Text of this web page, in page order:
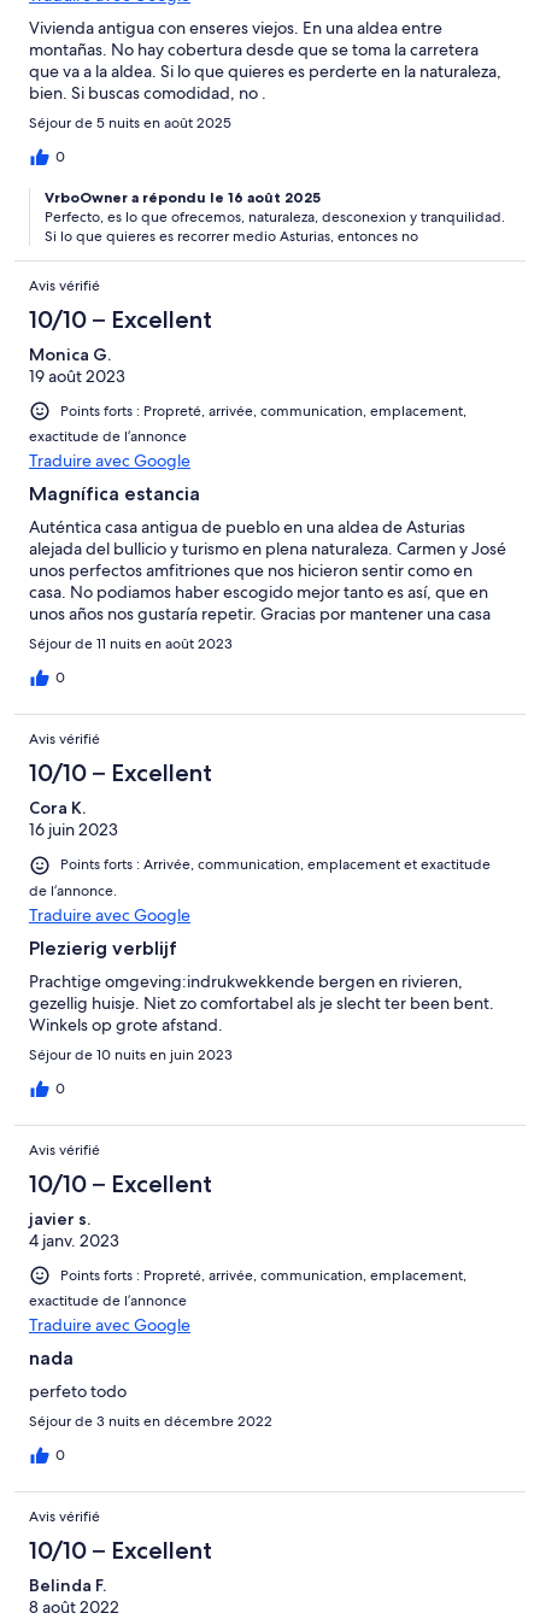
Vivienda antigua con enseres viejos. En una aldea entre
montañas. No hay cobertura desde que se toma la carretera
que va a la aldea. Si lo que quieres es perderte en la naturaleza,
bien. Si buscas comodidad, no .
Séjour de 5 nuits en août 2025
0
VrboOwner a répondu le 16 août 2025
Perfecto, es lo que ofrecemos, naturaleza, desconexion y tranquilidad.
Si lo que quieres es recorrer medio Asturias, entonces no
Avis vérifié
10/10 – Excellent
Monica G.
19 août 2023
Points forts : Propreté, arrivée, communication, emplacement,
exactitude de l’annonce
Traduire avec Google
Magnífica estancia
Auténtica casa antigua de pueblo en una aldea de Asturias
alejada del bullicio y turismo en plena naturaleza. Carmen y José
unos perfectos amfitriones que nos hicieron sentir como en
casa. No podiamos haber escogido mejor tanto es así, que en
unos años nos gustaría repetir. Gracias por mantener una casa
con tanta autenticidad.
Séjour de 11 nuits en août 2023
0
Avis vérifié
10/10 – Excellent
Cora K.
16 juin 2023
Points forts : Arrivée, communication, emplacement et exactitude
de l’annonce.
Traduire avec Google
Plezierig verblijf
Prachtige omgeving:indrukwekkende bergen en rivieren,
gezellig huisje. Niet zo comfortabel als je slecht ter been bent.
Winkels op grote afstand.
Séjour de 10 nuits en juin 2023
0
Avis vérifié
10/10 – Excellent
javier s.
4 janv. 2023
Points forts : Propreté, arrivée, communication, emplacement,
exactitude de l’annonce
Traduire avec Google
nada
perfeto todo
Séjour de 3 nuits en décembre 2022
0
Avis vérifié
10/10 – Excellent
Belinda F.
8 août 2022